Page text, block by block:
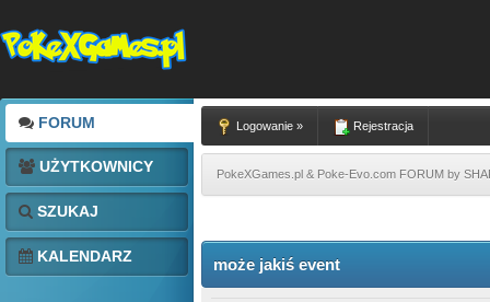
FORUM
UŻYTKOWNICY
SZUKAJ
KALENDARZ
Logowanie » Rejestracja
PokeXGames.pl & Poke-Evo.com FORUM by
może jakiś event